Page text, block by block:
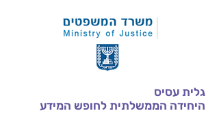
גלית עסיס
היחידה הממשלתית לחופש המידע